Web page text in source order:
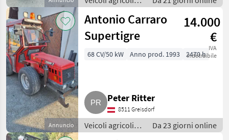
motore / Carri a
motore
Annuncio
Antonio Carraro
Supertigre
14.000
€
IVA
indetraibile
68 CV/50 kW Anno prod. 1993 2470 h
Peter Ritter
8511 Greisdorf
Veicoli agricoli a
motore / Carri a
Da 23 giorni online